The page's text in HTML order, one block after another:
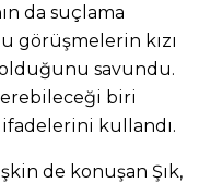
da suçlama
görüşmelerin kızı
savundu.
biri
ifadelerini kullandı.
de konuşan Şık,